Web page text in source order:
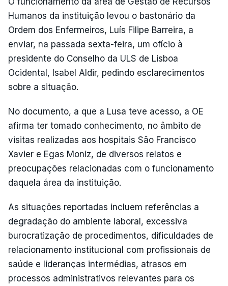
Humanos da instituição levou o bastonário da
Ordem dos Enfermeiros, Luís Filipe Barreira, a
enviar, na passada sexta-feira, um ofício à
presidente do Conselho da ULS de Lisboa
Ocidental, Isabel Aldir, pedindo esclarecimentos
sobre a situação.
No documento, a que a Lusa teve acesso, a OE
afirma ter tomado conhecimento, no âmbito de
visitas realizadas aos hospitais São Francisco
Xavier e Egas Moniz, de diversos relatos e
preocupações relacionadas com o funcionamento
daquela área da instituição.
As situações reportadas incluem referências a
degradação do ambiente laboral, excessiva
burocratização de procedimentos, dificuldades de
relacionamento institucional com profissionais de
saúde e lideranças intermédias, atrasos em
processos administrativos relevantes para os